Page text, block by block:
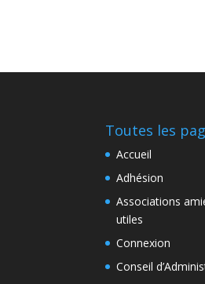
Toutes les
Accueil
Adhésion
Associations
utiles
Connexion
Conseil